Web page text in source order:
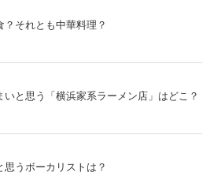
？それとも中華料理？
いと思う「横浜家系ラーメン店」はどこ？
うボーカリストは？